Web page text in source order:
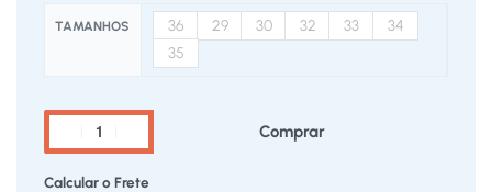
TAMANHOS 36 29 30 32 33
34
35
Comprar
Calcular o Frete